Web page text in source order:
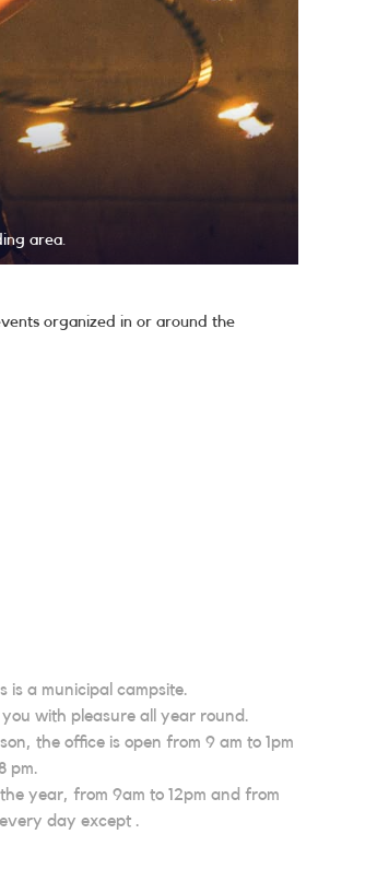
area.
organized in or around the
is a municipal campsite.
you with pleasure all year round.
the office is open from 9 am to 1pm
pm.
year, from 9am to 12pm and from
day except .